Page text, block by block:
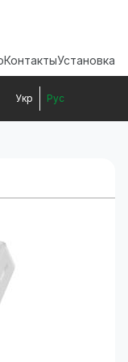
КонтактыУстановка
Укр Рус